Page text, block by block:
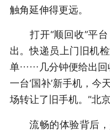
触角延伸得更远。
打开“顺回收”平台
出。快递员上门旧机
单……几分钟便给出回
一台‘国补’新手机，今
场转让了旧手机。”北
流畅的体验背后，